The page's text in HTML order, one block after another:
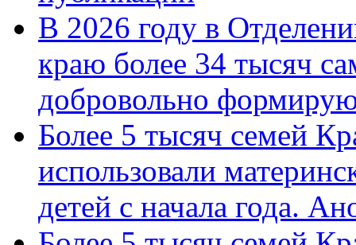
В 2026 году в
краю более 34 тысяч
добровольно
Более 5 тысяч семей
использовали
детей с начала года.